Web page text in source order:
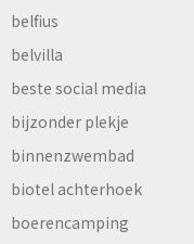
belfius
belvilla
beste social media
bijzonder plekje
binnenzwembad
biotel achterhoek
boerencamping